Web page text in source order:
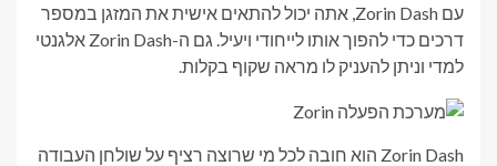
עם Zorin Dash, אתה יכול להתאים אישית את המזגן במספר
דרכים כדי להפוך אותו לייחודי ויעיל. גם ה-Zorin Dash אלגנטי
למדי וניתן להעניק לו מראה שקוף בקלות.
Zorin Dash הוא חובה לכל מי שרוצה רציף על שולחן העבודה